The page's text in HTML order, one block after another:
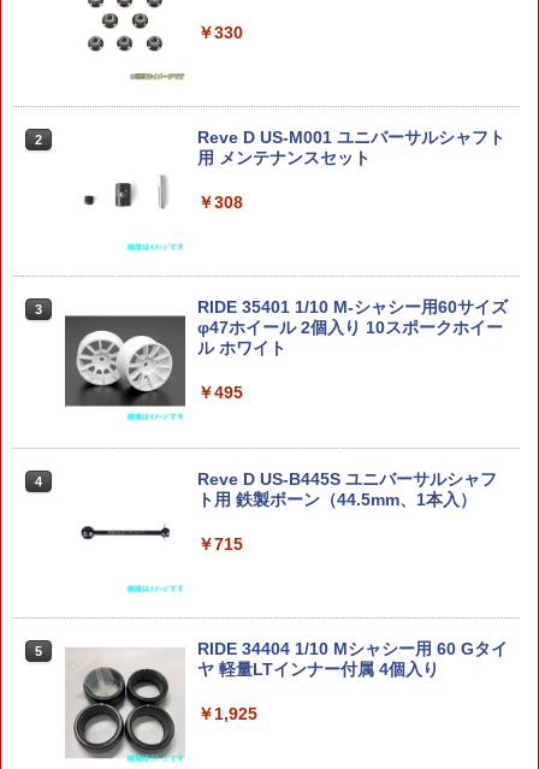
2
ミニ四駆13-12mm2段アルミローラード
リリング プレート
￥2,500
3
ザ☆チューンドカー 1/24 LN107 ハイラ
ックス ピックアップ ダブルキャブ リフ
トアップ '94 (トヨタ) 【No.5】 (プラモ
【2026年8月予約】 HS（ヒロインスタ
ン プラモデル〔エムアイモルデ〕（26
ト】
￥2,675
2
2026年8月予約 ガチャ【肩ズンFig. シュ
ガー・ラッシュ コンプリート 4種セット
ルコンプ
タカラトミー T-SPARKフィギュア TS-3
5 スカイワープ
￥5,980
ねんどろいどもあ 『PERSONA 30th AN
ィネット (塗装済み完成品フィギュア)
sanrio house sanrio house オリジナル
ンテリア・生活雑貨 おもちゃ・ゲーム・
CKグロック G17/26用［全国一律300円
ARDER マガジンフォロワー ブロック G
￥580
フランス軍放出品 ブーニーハット CCE
ンジャーハット つば広帽 バケットハッ
ト トロピカルハット つば広ハット 仏軍
フランス軍サープラス フランス軍実物
4
【 MP 製】 BERETTA M9 ベレッタ M92
用 20mmレイルマウント アンダーレール
京マルイ エアガン オプション カスタム
￥330
2
Reve D US-M001 ユニバーサルシャフト
用 メンテナンスセット
￥308
3
RIDE 35401 1/10 M-シャシー用60サイズ
φ47ホイール 2個入り 10スポークホイー
ル ホワイト
￥495
4
Reve D US-B445S ユニバーサルシャフ
ト用 鉄製ボーン（44.5mm、1本入）
￥715
5
RIDE 34404 1/10 Mシャシー用 60 Gタイ
ヤ 軽量LTインナー付属 4個入り
￥1,925